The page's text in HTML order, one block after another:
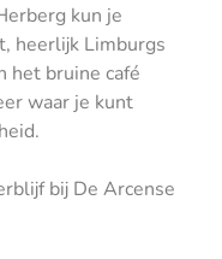
kun je
heerlijk Limburgs
het bruine café
waar je kunt
bij De Arcense